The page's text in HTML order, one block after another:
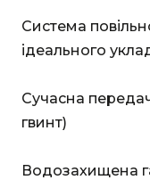
Система
ідеального
Сучасна
гвинт)
Водозахищена